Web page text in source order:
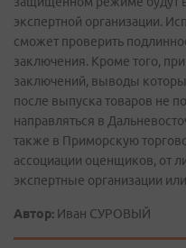
экспертной организации.
сможет проверить
заключения. Кроме того,
заключений, выводы
после выпуска товаров не
направляться в
также в Приморскую
ассоциации оценщиков, от
экспертные организации
Автор: Иван СУРОВЫЙ